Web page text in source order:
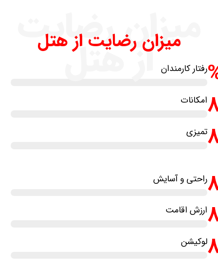
میزان رضایت
از هتل
میزان رضایت از هتل
رفتار کارمندان
امکانات
تمیزی
راحتی و آسایش
ارزش اقامت
لوکیشن